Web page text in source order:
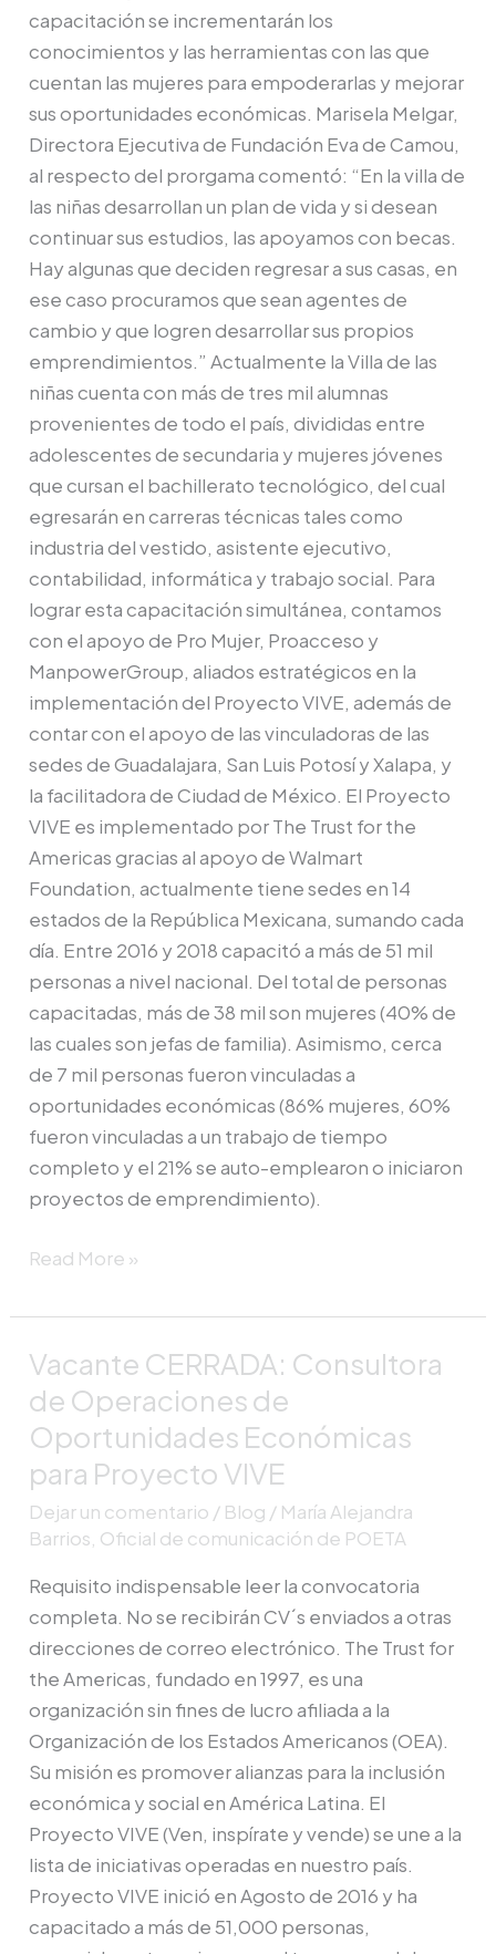
capacitación se incrementarán los
conocimientos y las herramientas con las que
cuentan las mujeres para empoderarlas y mejorar
sus oportunidades económicas. Marisela Melgar,
Directora Ejecutiva de Fundación Eva de Camou,
al respecto del prorgama comentó: “En la villa de
las niñas desarrollan un plan de vida y si desean
continuar sus estudios, las apoyamos con becas.
Hay algunas que deciden regresar a sus casas, en
ese caso procuramos que sean agentes de
cambio y que logren desarrollar sus propios
emprendimientos.” Actualmente la Villa de las
niñas cuenta con más de tres mil alumnas
provenientes de todo el país, divididas entre
adolescentes de secundaria y mujeres jóvenes
que cursan el bachillerato tecnológico, del cual
egresarán en carreras técnicas tales como
industria del vestido, asistente ejecutivo,
contabilidad, informática y trabajo social. Para
lograr esta capacitación simultánea, contamos
con el apoyo de Pro Mujer, Proacceso y
ManpowerGroup, aliados estratégicos en la
implementación del Proyecto VIVE, además de
contar con el apoyo de las vinculadoras de las
sedes de Guadalajara, San Luis Potosí y Xalapa, y
la facilitadora de Ciudad de México. El Proyecto
VIVE es implementado por The Trust for the
Americas gracias al apoyo de Walmart
Foundation, actualmente tiene sedes en 14
estados de la República Mexicana, sumando cada
día. Entre 2016 y 2018 capacitó a más de 51 mil
personas a nivel nacional. Del total de personas
capacitadas, más de 38 mil son mujeres (40% de
las cuales son jefas de familia). Asimismo, cerca
de 7 mil personas fueron vinculadas a
oportunidades económicas (86% mujeres, 60%
fueron vinculadas a un trabajo de tiempo
completo y el 21% se auto-emplearon o iniciaron
proyectos de emprendimiento).
en
el
Estado
de
México
Read More »
Vacante CERRADA: Consultora
de Operaciones de
Oportunidades Económicas
para Proyecto VIVE
Dejar un comentario / Blog / María Alejandra
Barrios, Oficial de comunicación de POETA
Requisito indispensable leer la convocatoria
completa. No se recibirán CV´s enviados a otras
direcciones de correo electrónico. The Trust for
the Americas, fundado en 1997, es una
organización sin fines de lucro afiliada a la
Organización de los Estados Americanos (OEA).
Su misión es promover alianzas para la inclusión
económica y social en América Latina. El
Proyecto VIVE (Ven, inspírate y vende) se une a la
lista de iniciativas operadas en nuestro país.
Proyecto VIVE inició en Agosto de 2016 y ha
capacitado a más de 51,000 personas,
Vacante
CERRADA:
Consultora
de
Operaciones
de
Oportunidades
Económicas
Proyecto
VIVE